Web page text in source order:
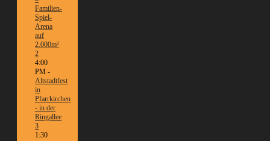
Familien-
Spiel-
Arena
auf
2.000m²
2
4:00
PM -
Altstadtfest
in
Pfarrkirchen
- in der
Ringallee
3
1:30